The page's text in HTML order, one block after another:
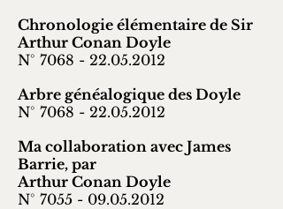
Chronologie élémentaire de Sir
Arthur Conan Doyle
N° 7068 - 22.05.2012
Arbre généalogique des Doyle
N° 7068 - 22.05.2012
Ma collaboration avec James
Barrie, par
Arthur Conan Doyle
N° 7055 - 09.05.2012